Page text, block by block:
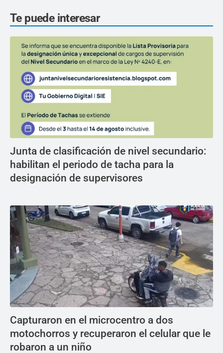
Te puede interesar
Junta de clasificación de nivel secundario:
habilitan el periodo de tacha para la
designación de supervisores
Capturaron en el microcentro a dos
motochorros y recuperaron el celular que le
robaron a un niño